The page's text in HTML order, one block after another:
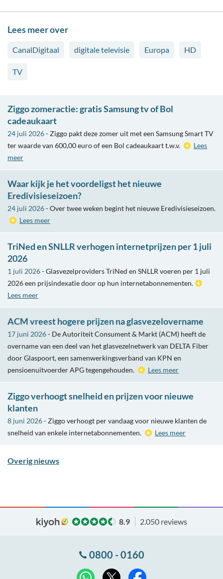
Lees meer over
CanalDigitaal digitale televisie Europa HD
TV
Ziggo zomeractie: gratis Samsung tv of Bol
cadeaukaart
24 juli 2026- Ziggo pakt deze zomer uit met een Samsung Smart TV
ter waarde van 600,00 euro of een Bol cadeaukaart t.w.v.
Lees
meer
Waar kijk je het voordeligst het nieuwe
Eredivisieseizoen?
24 juli 2026- Over twee weken begint het nieuwe Eredivisieseizoen.
Lees meer
TriNed en SNLLR verhogen internetprijzen per 1 juli
2026
1 juli 2026- Glasvezelproviders TriNed en SNLLR voeren per 1 juli
2026 een prijsindexatie door op hun internetabonnementen.
Lees meer
ACM vreest hogere prijzen na glasvezelovername
17 juni 2026- De Autoriteit Consument & Markt (ACM) heeft de
overname van een deel van het glasvezelnetwerk van DELTA Fiber
door Glaspoort, een samenwerkingsverband van KPN en
pensioenuitvoerder APG tegengehouden.
Lees meer
Ziggo verhoogt snelheid en prijzen voor nieuwe
klanten
8 juni 2026- Ziggo verhoogt per vandaag voor nieuwe klanten de
snelheid van enkele internetabonnementen.
Lees meer
Overig nieuws
8.9 2.050 reviews
0800 - 0160